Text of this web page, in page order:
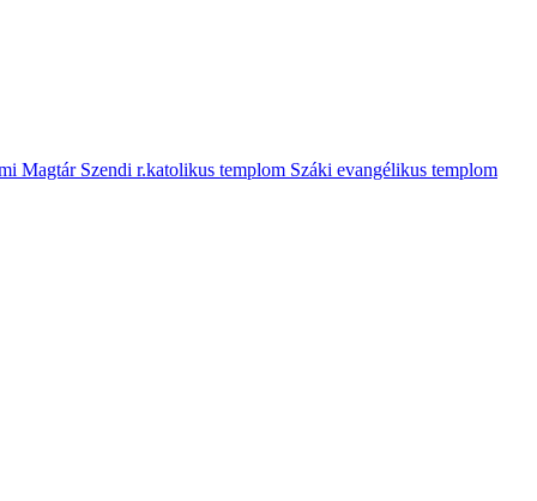
Magtár Szendi r.katolikus templom Száki evangélikus templom